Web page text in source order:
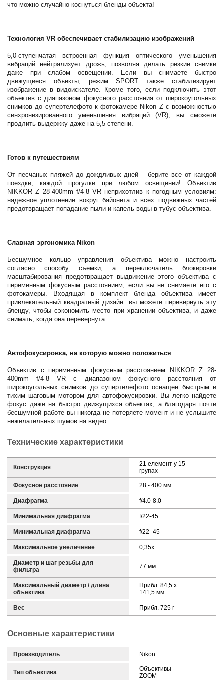
что можно случайно коснуться бленды объекта!
Технология VR обеспечивает стабилизацию изображений
5,0-ступенчатая встроенная функция оптического уменьшения
вибраций нейтрализует дрожь, позволяя делать резкие снимки
даже при слабом освещении. Если вы снимаете быстро
движущиеся объекты, режим SPORT также стабилизирует
изображение в видоискателе. Кроме того, если подключить этот
объектив с диапазоном фокусного расстояния от широкоугольных
снимков до супертелефото к фотокамере Nikon Z с возможностью
синхронизированного уменьшения вибраций (VR), вы сможете
продлить выдержку даже на 5,5 степени.
Готов к путешествиям
От песчаных пляжей до дождливых дней – берите все от каждой
поездки, каждой прогулки при любом освещении! Объектив
NIKKOR Z 28-400mm f/4-8 VR неприхотлив к погодным условиям:
надежное уплотнение вокруг байонета и всех подвижных частей
предотвращает попадание пыли и капель воды в тубус объектива.
Славная эргономика Nikon
Бесшумное кольцо управления объектива можно настроить
согласно способу съемки, а переключатель блокировки
масштабирования предотвращает выдвижение этого объектива с
переменным фокусным расстоянием, если вы не снимаете его с
фотокамеры. Входящая в комплект бленда объектива имеет
привлекательный квадратный дизайн: вы можете перевернуть эту
бленду, чтобы сэкономить место при хранении объектива, и даже
снимать, когда она перевернута.
Автофокусировка, на которую можно положиться
Объектив с переменным фокусным расстоянием NIKKOR Z 28-
400mm f/4-8 VR с диапазоном фокусного расстояния от
широкоугольных снимков до супертелефото оснащен быстрым и
тихим шаговым мотором для автофокусировки. Вы легко найдете
фокус даже на быстро движущихся объектах, а благодаря почти
бесшумной работе вы никогда не потеряете момент и не услышите
нежелательных шумов на видео.
Технические характеристики
Конструкция
21 елемент у 15
групах
Фокусное расстояние 28 - 400 мм
Диафрагма f/4.0-8.0
Минимальная диафрагма f/22-45
Минимальная диафрагма f/22–45
Максимальное увеличение 0,35х
Диаметр и шаг резьбы для
фильтра
77 мм
Максимальный диаметр / длина
объектива
Прибл. 84,5 x
141,5 мм
Вес Прибл. 725 г
Основные характеристики
Производитель Nikon
Тип объектива
Объективы
ZOOM